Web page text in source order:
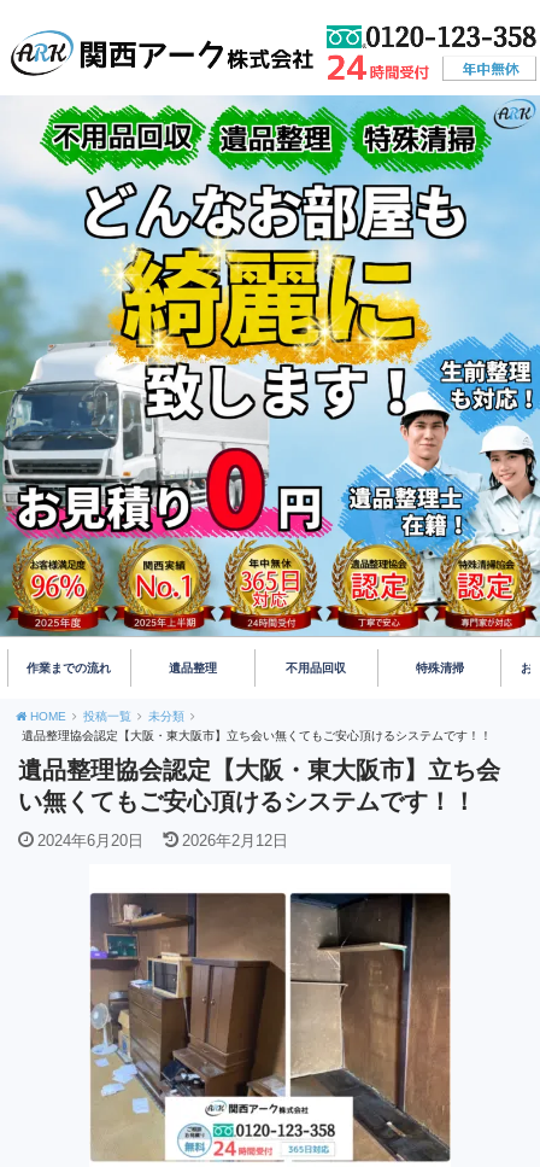
作業までの流れ 遺品整理 不用品回収 特殊清掃 お
HOME 投稿一覧
未分類
遺品整理協会認定【大阪・東大阪市】立ち会い無くてもご安心頂けるシステムです！！
遺品整理協会認定【大阪・東大阪市】立ち会
い無くてもご安心頂けるシステムです！！
2024年6月20日 2026年2月12日